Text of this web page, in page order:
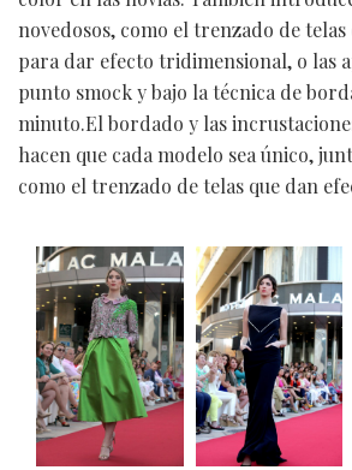
novedosos, como el trenzado de telas
para dar efecto tridimensional, o las
punto smock y bajo la técnica de
minuto.El bordado y las
hacen que cada modelo sea único,
como el trenzado de telas que dan